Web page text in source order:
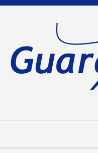
Ir